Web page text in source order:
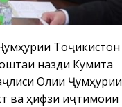
Тоҷикистон
назди Кумита
Олии Ҷумҳурии
ва ҳифзи иҷтимоии